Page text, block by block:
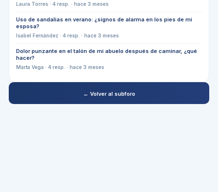
Laura Torres· 4resp. · hace 3 meses
Uso de sandalias en verano: ¿signos de alarma en los pies de mi
esposa?
Isabel Fernández · 4resp. · hace 3 meses
Dolor punzante en el talón de mi abuelo después de caminar, ¿qué
hacer?
Marta Vega · 4resp. · hace 3 meses
← Volver al subforo